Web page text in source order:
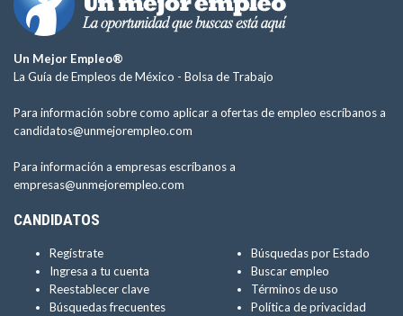
Un Mejor Empleo®
La Guía de Empleos de México - Bolsa de Trabajo
Para información sobre como aplicar a ofertas de empleo escríbanos a
candidatos@unmejorempleo.com
Para información a empresas escríbanos a
empresas@unmejorempleo.com
CANDIDATOS
Regístrate
Ingresa a tu cuenta
Reestablecer clave
Búsquedas frecuentes
Búsquedas por Estado
Buscar empleo
Términos de uso
Política de privacidad